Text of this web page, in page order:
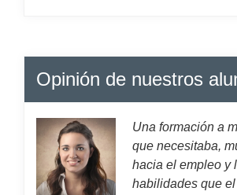
Opinión de nuestros
Una formación a
que necesitaba,
hacia el empleo y
habilidades que